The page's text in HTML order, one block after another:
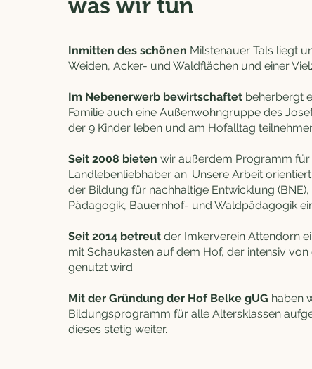
was wir tun
Inmitten des schönen Milstenauer Tals liegt
Weiden, Acker- und Waldflächen und einer
Im Nebenerwerb bewirtschaftet beherbergt
Familie auch eine Außenwohngruppe des
der 9 Kinder leben und am Hofalltag
Seit 2008 bieten wir außerdem Programm
Landlebenliebhaber an. Unsere Arbeit
der Bildung für nachhaltige Entwicklung
Pädagogik, Bauernhof- und Waldpädagogik
Seit 2014 betreut der Imkerverein Attendorn
mit Schaukasten auf dem Hof, der intensiv
genutzt wird.
Mit der Gründung der Hof Belke gUG haben
Bildungsprogramm für alle Altersklassen
dieses stetig weiter.